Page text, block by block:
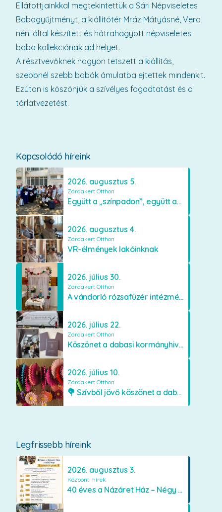
Kapcsolódó híreink
2026. augusztus 5.
Zárdakert Otthon
Együtt a „színpadon”, együtt az élményekért 🎭✨
2026. augusztus 4.
Zárdakert Otthon
VR-élmények lakóinknak
2026. július 30.
Zárdakert Otthon
A vándorló rózsafüzér intézményünkben
2026. július 22.
Zárdakert Otthon
Köszönet a dabasi kormányhivatal munkatársainak
2026. július 10.
Zárdakert Otthon
💐 Szívből jövő köszönet a dabasi Orimamiknak! 💐
Legfrissebb híreink
2026. augusztus 3.
Központi hírek
40 éves a Názáret Ház – Négy évtized szeretetben és gondoskodásban
Ellátottjainkkal megtekintettük a Sári Népviseletes
Babagyűjtményt, a kiállítótér Mráz Mátyásné, Vera
néni által készített és hátrahagyott népviseletes
baba kollekciónak ad helyet.
A résztvevőknek nagyon tetszett a kiállítás,
szebbnél szebb babák ámulatba ejtettek mindenkit.
Ezúton is köszönjük a szívélyes fogadtatást és a
tárlatvezetést.